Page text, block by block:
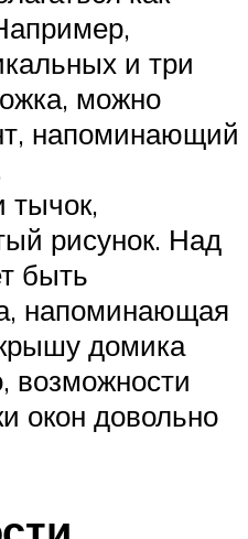
и три
можно
напоминающий
тычок,
рисунок. Над
быть
напоминающая
домика
возможности
окон довольно